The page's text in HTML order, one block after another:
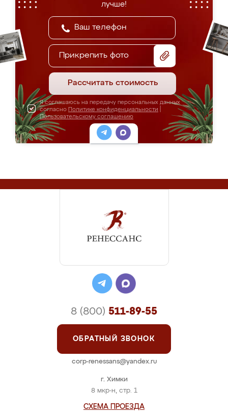
лучше!
Прикрепить фото
Рассчитать стоимость
Я соглашаюсь на передачу персональных данных
согласно Политике конфиденциальности
Пользовательскому соглашению
г. Химки
8 мкр-н, стр. 1
СХЕМА ПРОЕЗДА
8 (800) 511-89-55
ОБРАТНЫЙ ЗВОНОК
corp-renessans@yandex.ru